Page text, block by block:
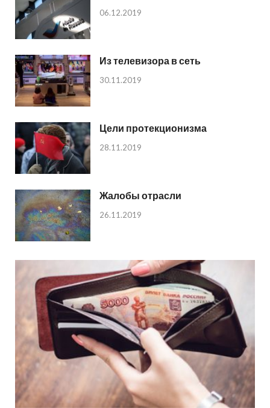
06.12.2019
Из телевизора в сеть
30.11.2019
Цели протекционизма
28.11.2019
Жалобы отрасли
26.11.2019